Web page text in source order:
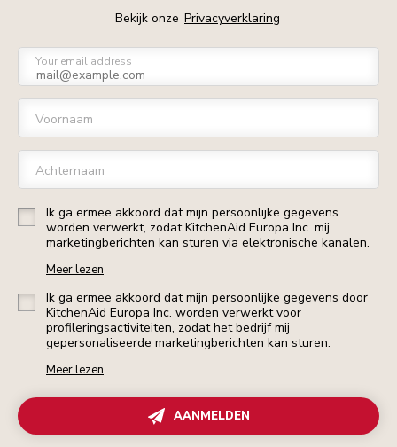
Bekijk onze Privacyverklaring
Your email address
Voornaam
Achternaam
Ik ga ermee akkoord dat mijn persoonlijke gegevens
worden verwerkt, zodat KitchenAid Europa Inc. mij
marketingberichten kan sturen via elektronische kanalen.
Meer lezen
Ik ga ermee akkoord dat mijn persoonlijke gegevens door
KitchenAid Europa Inc. worden verwerkt voor
profileringsactiviteiten, zodat het bedrijf mij
gepersonaliseerde marketingberichten kan sturen.
Meer lezen
AANMELDEN